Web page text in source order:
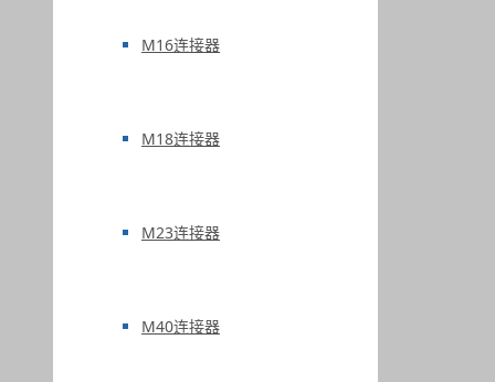
M16连接器
M18连接器
M23连接器
M40连接器